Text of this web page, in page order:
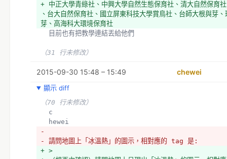
+ 中正大學青綠社、中興大學自然生態保育社、清大自然保育
、台大自然保育社、國立屏東科技大學賞鳥社、台師大根與芽
芽、高海科大環境保育社
  目前也有把教學連結丟給他們
（31 行未修改）
2015-09-30 15:48 – 15:49 chewei
顯示 diff
（70 行未修改）
  c
  hewei
-
- 請問地圖上「冰溫熱」的圖示，相對應的 tag 是:
+ >